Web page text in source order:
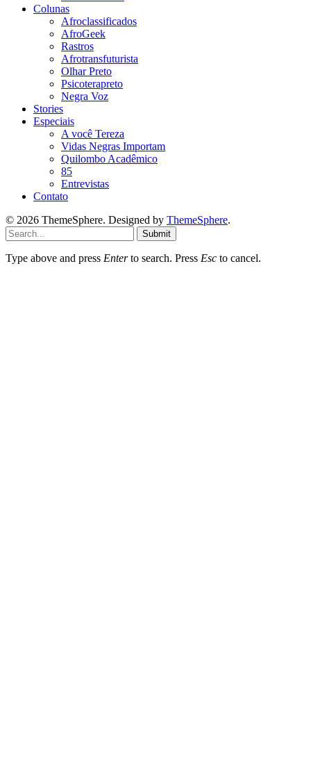
Colunas
Afroclassificados
AfroGeek
Rastros
Afrotransfuturista
Olhar Preto
Psicoterapreto
Negra Voz
Stories
Especiais
A você Tereza
Vidas Negras Importam
Quilombo Acadêmico
85
Entrevistas
Contato
© 2026 ThemeSphere. Designed by ThemeSphere.
Submit
Type above and press Enterto search. Press Esc to cancel.